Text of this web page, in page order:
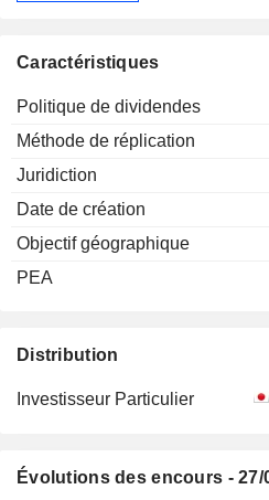
Caractéristiques
Politique de dividendes
Méthode de réplication
Juridiction
Date de création
Objectif géographique
PEA
Distribution
Investisseur Particulier
Évolutions des encours - 27/